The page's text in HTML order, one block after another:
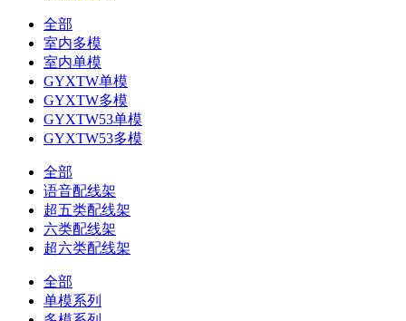
全部
室内多模
室内单模
GYXTW单模
GYXTW多模
GYXTW53单模
GYXTW53多模
全部
语音配线架
超五类配线架
六类配线架
超六类配线架
全部
单模系列